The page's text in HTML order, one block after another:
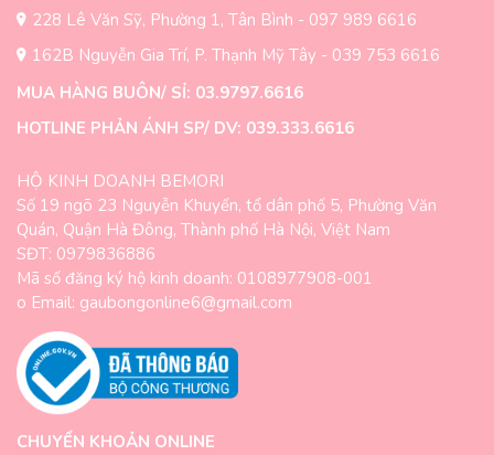
228 Lê Văn Sỹ, Phường 1, Tân Bình - 097 989 6616
162B Nguyễn Gia Trí, P. Thạnh Mỹ Tây - 039 753 6616
MUA HÀNG BUÔN/ SỈ: 03.9797.6616
HOTLINE PHẢN ÁNH SP/ DV: 039.333.6616
HỘ KINH DOANH BEMORI
Số 19 ngõ 23 Nguyễn Khuyến, tổ dân phố 5, Phường Văn
Quán, Quận Hà Đông, Thành phố Hà Nội, Việt Nam
SĐT: 0979836886
Mã số đăng ký hộ kinh doanh: 0108977908-001
o Email: gaubongonline6@gmail.com
CHUYỂN KHOẢN ONLINE